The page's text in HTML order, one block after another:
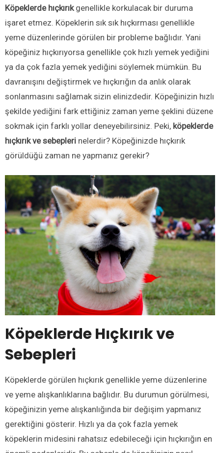
Köpeklerde hıçkırıkgenellikle korkulacak bir duruma
işaret etmez. Köpeklerin sık sık hıçkırması genellikle
yeme düzenlerinde görülen bir probleme bağlıdır. Yani
köpeğiniz hıçkırıyorsa genellikle çok hızlı yemek yediğini
ya da çok fazla yemek yediğini söylemek mümkün. Bu
davranışını değiştirmek ve hıçkırığın da anlık olarak
sonlanmasını sağlamak sizin elinizdedir. Köpeğinizin hızlı
şekilde yediğini fark ettiğiniz zaman yeme şeklini düzene
sokmak için farklı yollar deneyebilirsiniz. Peki, köpeklerde
hıçkırık ve sebepleri nelerdir? Köpeğinizde hıçkırık
görüldüğü zaman ne yapmanız gerekir?
Köpeklerde Hıçkırık ve
Sebepleri
Köpeklerde görülen hıçkırık genellikle yeme düzenlerine
ve yeme alışkanlıklarına bağlıdır. Bu durumun görülmesi,
köpeğinizin yeme alışkanlığında bir değişim yapmanız
gerektiğini gösterir. Hızlı ya da çok fazla yemek
köpeklerin midesini rahatsız edebileceği için hıçkırığın en